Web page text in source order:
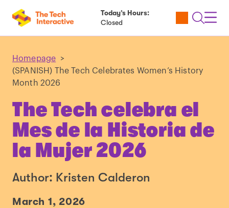
Today’s Hours:
Closed
Utility
Open
Homepage
>
(SPANISH) The Tech Celebrates Women’s History
Month 2026
The Tech celebra el
Mes de la Historia de
la Mujer 2026
Author: Kristen Calderon
March 1, 2026